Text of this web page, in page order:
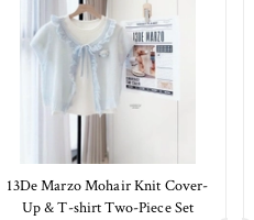
13De Marzo Mohair Knit Cover-
Up & T-shirt Two-Piece Set